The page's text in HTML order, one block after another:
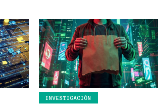
INVESTIGACIÓN